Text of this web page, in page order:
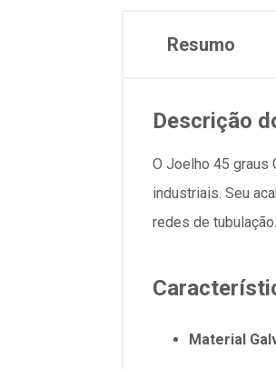
Resumo
Descrição
O Joelho 45 graus
industriais. Seu
redes de
Material